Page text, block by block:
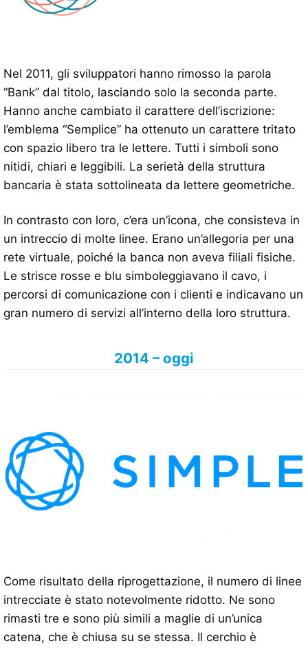
Nel 2011, gli sviluppatori hanno rimosso la parola
“Bank” dal titolo, lasciando solo la seconda parte.
Hanno anche cambiato il carattere dell’iscrizione:
l’emblema “Semplice” ha ottenuto un carattere tritato
con spazio libero tra le lettere. Tutti i simboli sono
nitidi, chiari e leggibili. La serietà della struttura
bancaria è stata sottolineata da lettere geometriche.
In contrasto con loro, c’era un’icona, che consisteva in
un intreccio di molte linee. Erano un’allegoria per una
rete virtuale, poiché la banca non aveva filiali fisiche.
Le strisce rosse e blu simboleggiavano il cavo, i
percorsi di comunicazione con i clienti e indicavano un
gran numero di servizi all’interno della loro struttura.
2014 – oggi
Come risultato della riprogettazione, il numero di linee
intrecciate è stato notevolmente ridotto. Ne sono
rimasti tre e sono più simili a maglie di un’unica
catena, che è chiusa su se stessa. Il cerchio è